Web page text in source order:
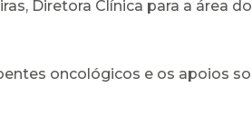
Diretora Clínica para a área
oncológicos e os apoios